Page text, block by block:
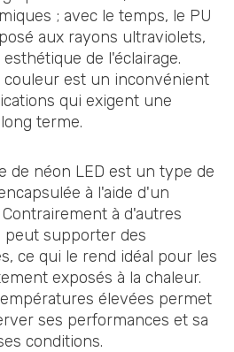
; avec le temps, le PU
aux rayons ultraviolets,
de l'éclairage.
couleur est un inconvénient
qui exigent une
terme.
de néon LED est un type de
à l'aide d'un
à d'autres
peut supporter des
ce qui le rend idéal pour les
exposés à la chaleur.
élevées permet
ses performances et sa
conditions.